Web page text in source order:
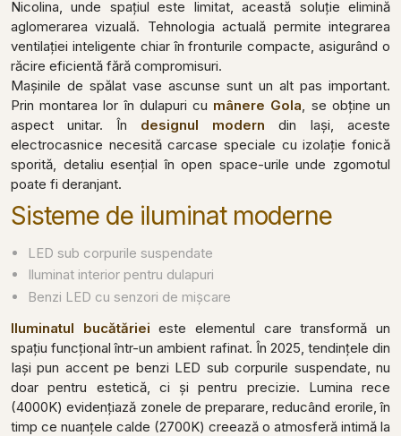
Nicolina, unde spațiul este limitat, această soluție elimină
aglomerarea vizuală. Tehnologia actuală permite integrarea
ventilației inteligente chiar în fronturile compacte, asigurând o
răcire eficientă fără compromisuri.
Mașinile de spălat vase ascunse sunt un alt pas important.
Prin montarea lor în dulapuri cu mânere Gola, se obține un
aspect unitar. În designul modern din Iași, aceste
electrocasnice necesită carcase speciale cu izolație fonică
sporită, detaliu esențial în open space-urile unde zgomotul
poate fi deranjant.
Sisteme de iluminat moderne
LED sub corpurile suspendate
Iluminat interior pentru dulapuri
Benzi LED cu senzori de mișcare
Iluminatul bucătăriei este elementul care transformă un
spațiu funcțional într-un ambient rafinat. În 2025, tendințele din
Iași pun accent pe benzi LED sub corpurile suspendate, nu
doar pentru estetică, ci și pentru precizie. Lumina rece
(4000K) evidențiază zonele de preparare, reducând erorile, în
timp ce nuanțele calde (2700K) creează o atmosferă intimă la